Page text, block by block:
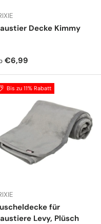
Decke Kimmy
Preis
€6,99
Bis zu 11% Rabatt
für
Levy, Plüsch